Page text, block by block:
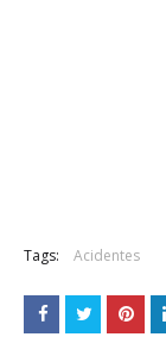
Tags: Acidentes